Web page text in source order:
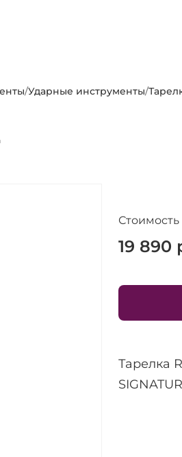
/Ударные инструменты/
Стоимость
19 890
Тарелка